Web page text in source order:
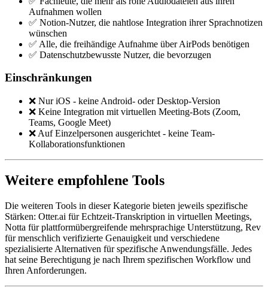
Aufnahmen wollen
✅ Notion-Nutzer, die nahtlose Integration ihrer Sprachnotizen
wünschen
✅ Alle, die freihändige Aufnahme über AirPods benötigen
✅ Datenschutzbewusste Nutzer, die bevorzugen
Einschränkungen
❌ Nur iOS - keine Android- oder Desktop-Version
❌ Keine Integration mit virtuellen Meeting-Bots (Zoom,
Teams, Google Meet)
❌ Auf Einzelpersonen ausgerichtet - keine Team-
Kollaborationsfunktionen
Weitere empfohlene Tools
Die weiteren Tools in dieser Kategorie bieten jeweils spezifische
Stärken: Otter.ai für Echtzeit-Transkription in virtuellen Meetings,
Notta für plattformübergreifende mehrsprachige Unterstützung, Rev
für menschlich verifizierte Genauigkeit und verschiedene
spezialisierte Alternativen für spezifische Anwendungsfälle. Jedes
hat seine Berechtigung je nach Ihrem spezifischen Workflow und
Ihren Anforderungen.